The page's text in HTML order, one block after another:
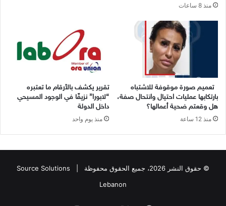
منذ 8 ساعات
تعميم صورة موقوفة للاشتباه
بارتكابها عمليات احتيال وانتحال صفة،
هل وقعتم ضحية أعمالها؟
منذ 12 ساعة
تقرير يكشف بالأرقام ما تعتبره
“لابورا” نزيفًا في الوجود المسيحي
داخل الدولة
منذ يوم واحد
© حقوق النشر 2026، جميع الحقوق محفوظة |
Source Solutions
Lebanon